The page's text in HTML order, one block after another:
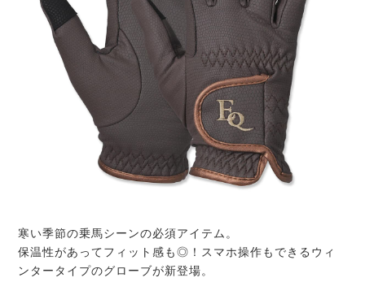
寒い季節の乗馬シーンの必須アイテム。
保温性があってフィット感も◎！スマホ操作もできるウィ
ンタータイプのグローブが新登場。